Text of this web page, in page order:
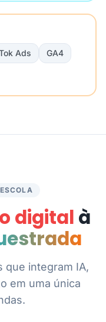
Ads
GA4
digital à
que integram IA,
em uma única